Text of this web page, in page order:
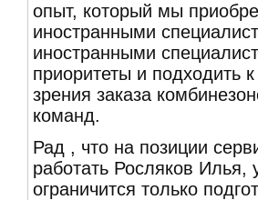
опыт, который мы
иностранными
иностранными
приоритеты и подходить
зрения заказа
команд.
Рад , что на позиции
работать Росляков
ограничится только